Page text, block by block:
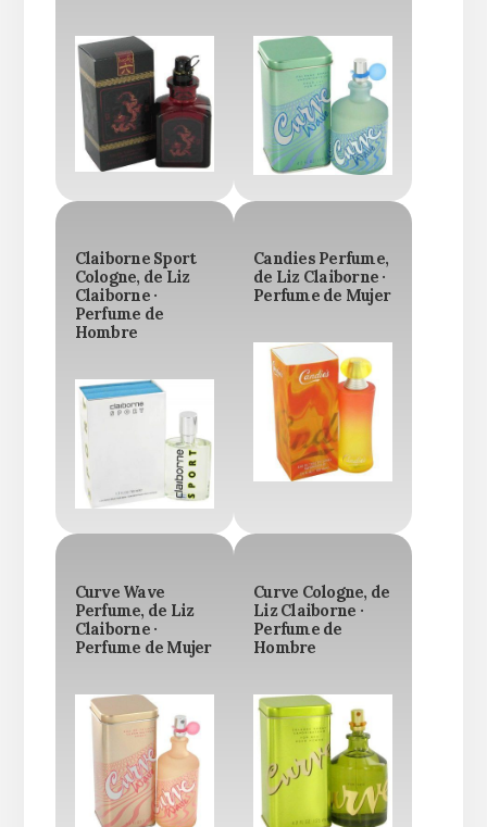
Claiborne Sport
Cologne, de Liz
Claiborne ·
Perfume de
Hombre
Candies Perfume,
de Liz Claiborne ·
Perfume de Mujer
Curve Wave
Perfume, de Liz
Claiborne ·
Perfume de Mujer
Curve Cologne, de
Liz Claiborne ·
Perfume de
Hombre